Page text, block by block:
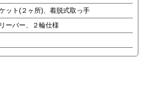
ット(２ヶ所)、着脱式取っ手
ーバー、２輪仕様